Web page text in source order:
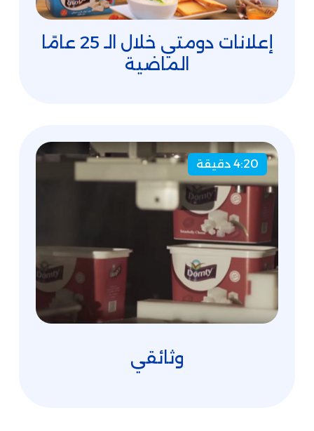
إعلانات دومتي خلال الـ 25 عامًا
الماضية
4:20 دقيقة
وثائقي